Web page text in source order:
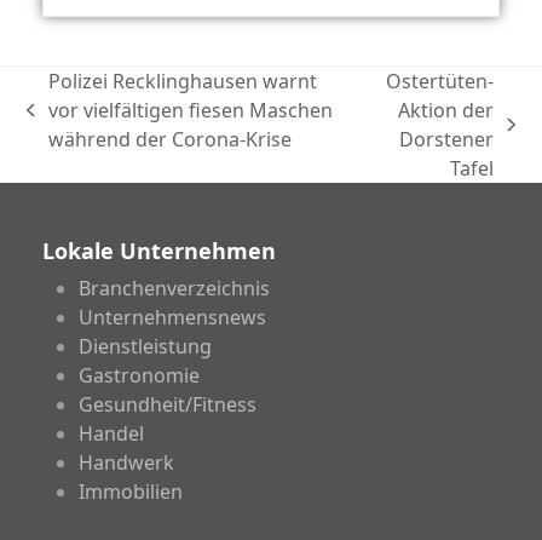
vorheriger
Beitrag:
Polizei Recklinghausen warnt
vor vielfältigen fiesen Maschen
während der Corona-Krise
Nächster
Ostertüten-
Aktion der
Dorstener
Tafel
Lokale Unternehmen
Branchenverzeichnis
Unternehmensnews
Dienstleistung
Gastronomie
Gesundheit/Fitness
Handel
Handwerk
Immobilien